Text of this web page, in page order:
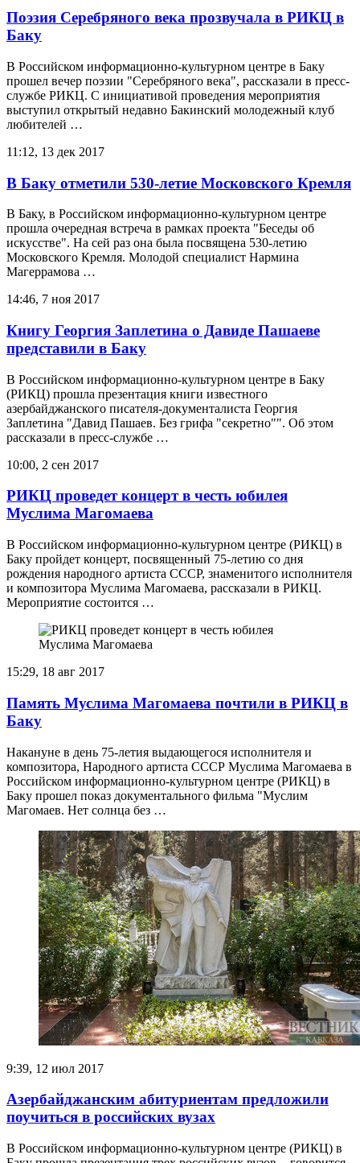
Поэзия Серебряного века прозвучала в РИКЦ в
Баку
В Российском информационно-культурном центре в Баку
прошел вечер поэзии "Серебряного века", рассказали в пресс-
службе РИКЦ. С инициативой проведения мероприятия
выступил открытый недавно Бакинский молодежный клуб
любителей …
11:12, 13 дек 2017
В Баку отметили 530-летие Московского Кремля
В Баку, в Российском информационно-культурном центре
прошла очередная встреча в рамках проекта "Беседы об
искусстве". На сей раз она была посвящена 530-летию
Московского Кремля. Молодой специалист Нармина
Магеррамова …
14:46, 7 ноя 2017
Книгу Георгия Заплетина о Давиде Пашаеве
представили в Баку
В Российском информационно-культурном центре в Баку
(РИКЦ) прошла презентация книги известного
азербайджанского писателя-документалиста Георгия
Заплетина "Давид Пашаев. Без грифа "секретно"". Об этом
рассказали в пресс-службе …
10:00, 2 сен 2017
РИКЦ проведет концерт в честь юбилея
Муслима Магомаева
В Российском информационно-культурном центре (РИКЦ) в
Баку пройдет концерт, посвященный 75-летию со дня
рождения народного артиста СССР, знаменитого исполнителя
и композитора Муслима Магомаева, рассказали в РИКЦ.
Мероприятие состоится …
15:29, 18 авг 2017
Память Муслима Магомаева почтили в РИКЦ в
Баку
Накануне в день 75-летия выдающегося исполнителя и
композитора, Народного артиста СССР Муслима Магомаева в
Российском информационно-культурном центре (РИКЦ) в
Баку прошел показ документального фильма "Муслим
Магомаев. Нет солнца без …
9:39, 12 июл 2017
Азербайджанским абитуриентам предложили
поучиться в российских вузах
В Российском информационно-культурном центре (РИКЦ) в